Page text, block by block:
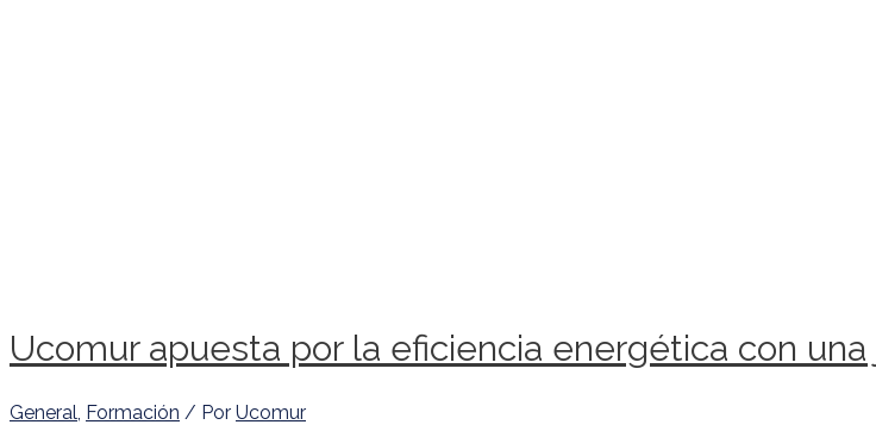
Ucomur apuesta por la eficiencia energética con
General, Formación / Por Ucomur